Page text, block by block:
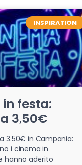
INSPIRATION
festa:
3,50€
3.50€ in Campania:
i cinema in
hanno aderito